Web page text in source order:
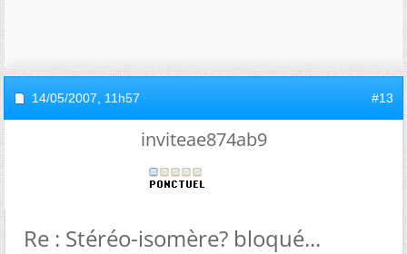
14/05/2007, 11h57 #13
inviteae874ab9
Re : Stéréo-isomère? bloqué...